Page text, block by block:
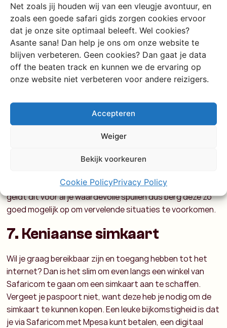
Net zoals jij houden wij van een vleugje avontuur, en
zoals een goede safari gids zorgen cookies ervoor
dat je onze site optimaal beleeft. Wel cookies?
Asante sana! Dan help je ons om onze website te
blijven verbeteren. Geen cookies? Dan gaat je data
off the beaten track en kunnen we de ervaring op
onze website niet verbeteren voor andere reizigers.
Accepteren
Weiger
Bekijk voorkeuren
Cookie PolicyPrivacy Policy
Het komt regelmatig voor dat een snelle boda-rider je tas
of telefoon te pakken heeft die nog voor je het
doorhebt, verdwijnt in de drukte van de stad. Houd hier
zelf dan ook rekening mee en ga niet met je telefoon uit
het raam hangen om bijvoorbeeld de gekke chaos op je
Instagram vast te leggen.
Als je over straat loopt, is het niet verstandig om je
telefoon continu in je hand te hebben. Je zult niet de
de handen gegrist wordt. Even een appje beantwoorden,
ook beter op een wat rustigere plek doen. Uiteraard
geldt dit voor al je waardevolle spullen dus berg deze zo
goed mogelijk op om vervelende situaties te voorkomen.
7. Keniaanse simkaart
Wil je graag bereikbaar zijn en toegang hebben tot het
internet? Dan is het slim om even langs een winkel van
Safaricom te gaan om een simkaart aan te schaffen.
Vergeet je paspoort niet, want deze heb je nodig om de
simkaart te kunnen kopen. Een leuke bijkomstigheid is dat
je via Safaricom met Mpesa kunt betalen, een digitaal